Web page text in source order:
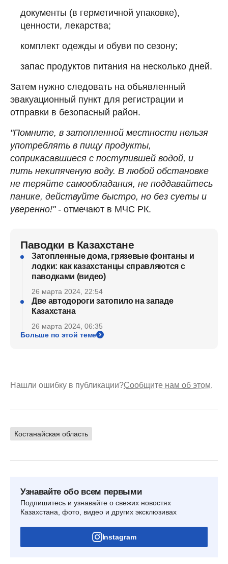
документы (в герметичной упаковке),
ценности, лекарства;
комплект одежды и обуви по сезону;
запас продуктов питания на несколько дней.
Затем нужно следовать на объявленный
эвакуационный пункт для регистрации и
отправки в безопасный район.
"Помните, в затопленной местности нельзя
употреблять в пищу продукты,
соприкасавшиеся с поступившей водой, и
пить некипяченую воду. В любой обстановке
не теряйте самообладания, не поддавайтесь
панике, действуйте быстро, но без суеты и
уверенно!" - отмечают в МЧС РК.
Паводки в Казахстане
Затопленные дома, грязевые фонтаны и
лодки: как казахстанцы справляются с
паводками (видео)
26 марта 2024, 22:54
Две автодороги затопило на западе
Казахстана
26 марта 2024, 06:35
Больше по этой теме
Нашли ошибку в публикации?Сообщите нам об этом.
Костанайская область
Узнавайте обо всем первыми
Подпишитесь и узнавайте о свежих новостях
Казахстана, фото, видео и других эксклюзивах
Instagram